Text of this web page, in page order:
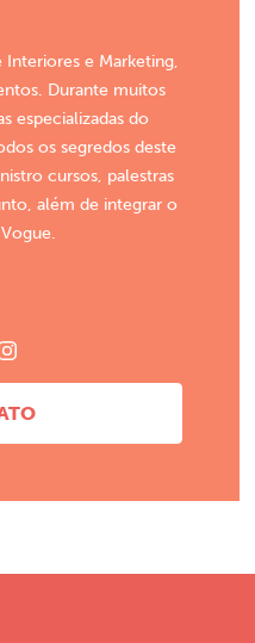
Interiores e Marketing,
Durante muitos
especializadas do
os segredos deste
cursos, palestras
além de integrar o